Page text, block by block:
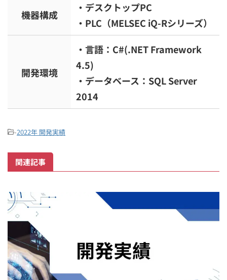
機器構成
・デスクトップPC
・PLC（MELSEC iQ-Rシリーズ）
開発環境
・言語：C#(.NET Framework
4.5)
・データベース：SQL Server
2014
-2022年 開発実績
関連記事